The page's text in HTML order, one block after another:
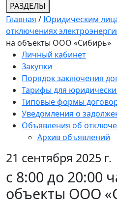
РАЗДЕЛЫ
Главная / Юридическим
отключениях
на объекты ООО «Сибирь»
Личный кабинет
Закупки
Порядок заключения
Тарифы для
Типовые формы
Уведомления о
Объявления об
Архив объявлений
21 сентября 2025 г.
с 8:00 до 20:00
объекты ООО